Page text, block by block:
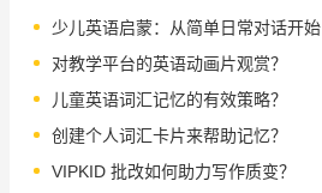
少儿英语启蒙：从简单日常对话开始
对教学平台的英语动画片观赏？
儿童英语词汇记忆的有效策略？
创建个人词汇卡片来帮助记忆？
VIPKID 批改如何助力写作质变？